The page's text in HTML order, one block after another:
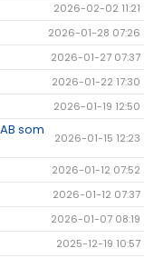
2026-02-02 11:21
2026-01-28 07:26
2026-01-27 07:37
2026-01-22 17:30
2026-01-19 12:50
som
2026-01-15 12:23
2026-01-12 07:52
2026-01-12 07:37
2026-01-07 08:19
2025-12-19 10:57